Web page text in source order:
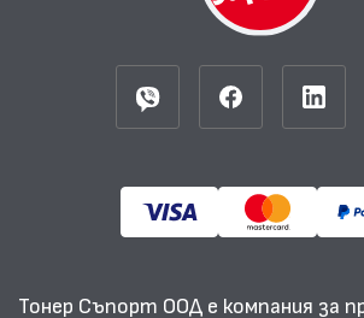
Тонер Съпорт ООД е компания за